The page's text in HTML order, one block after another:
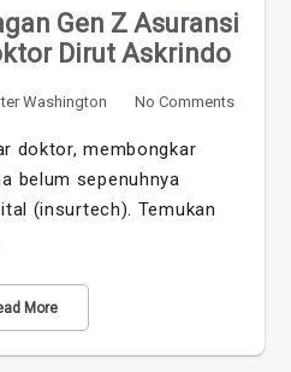
Gen Z Asuransi
Dirut Askrindo
Washington No Comments
doktor, membongkar
belum sepenuhnya
(insurtech). Temukan
More